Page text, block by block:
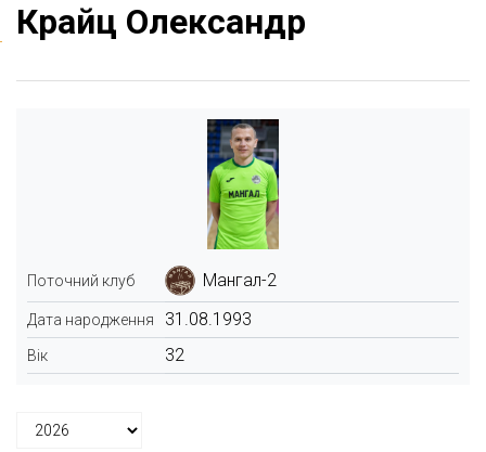
Крайц Олександр
Поточний клуб Мангал-2
Дата народження 31.08.1993
Вік 32